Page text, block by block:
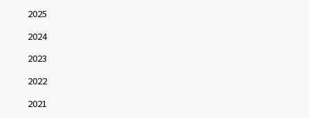
2025
2024
2023
2022
2021